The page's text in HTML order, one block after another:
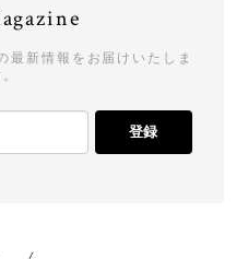
最新情報をお届けいたしま
登録